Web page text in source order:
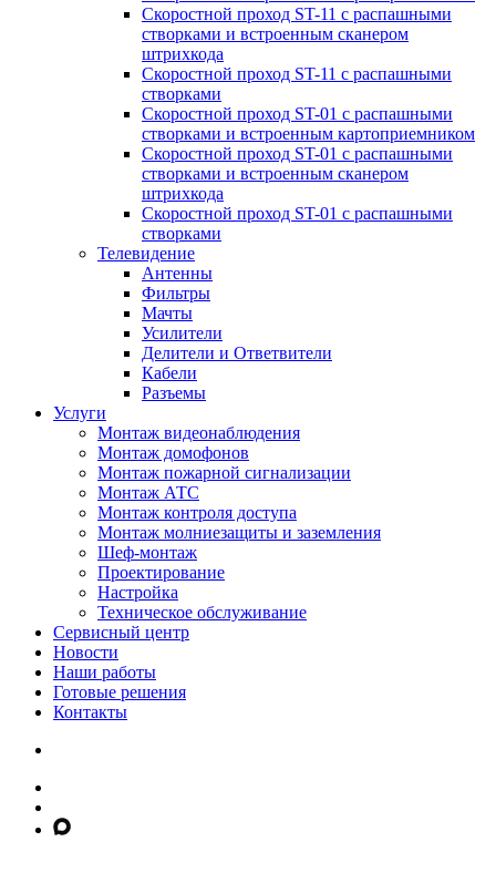
Скоростной проход ST-11 с распашными
створками и встроенным сканером
штрихкода
Скоростной проход ST-11 с распашными
створками
Скоростной проход ST-01 с распашными
створками и встроенным картоприемником
Скоростной проход ST-01 с распашными
створками и встроенным сканером
штрихкода
Скоростной проход ST-01 с распашными
створками
Телевидение
Антенны
Фильтры
Мачты
Усилители
Делители и Ответвители
Кабели
Разъемы
Услуги
Монтаж видеонаблюдения
Монтаж домофонов
Монтаж пожарной сигнализации
Монтаж АТС
Монтаж контроля доступа
Монтаж молниезащиты и заземления
Шеф-монтаж
Проектирование
Настройка
Техническое обслуживание
Сервисный центр
Новости
Наши работы
Готовые решения
Контакты